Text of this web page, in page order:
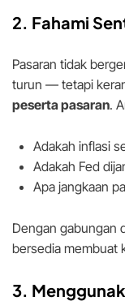
2. Fahami
Pasaran tidak
turun — tetapi
peserta pasaran.
Adakah inflasi
Adakah Fed
Apa jangkaan
Dengan gabungan
bersedia membuat
3.